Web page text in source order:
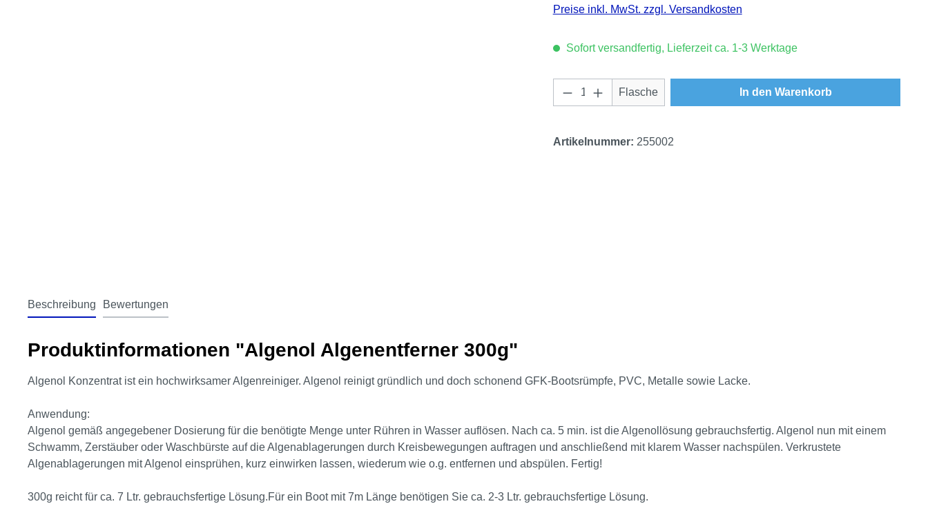
Preise inkl. MwSt. zzgl. Versandkosten
Sofort versandfertig, Lieferzeit ca. 1-3 Werktage
Produkt Anzahl: Gib den gewünschten Wert ein
Flasche In den Warenkorb
Artikelnummer: 255002
Beschreibung Bewertungen
Produktinformationen "Algenol Algenentferner 300g"
Algenol Konzentrat ist ein hochwirksamer Algenreiniger. Algenol reinigt gründlich und doch schonend GFK-Bootsrümpfe, PVC, Metalle sowie Lacke.
Anwendung:
Algenol gemäß angegebener Dosierung für die benötigte Menge unter Rühren in Wasser auflösen. Nach ca. 5 min. ist die Algenollösung gebrauchsfertig. Algenol nun mit einem
Schwamm, Zerstäuber oder Waschbürste auf die Algenablagerungen durch Kreisbewegungen auftragen und anschließend mit klarem Wasser nachspülen. Verkrustete
Algenablagerungen mit Algenol einsprühen, kurz einwirken lassen, wiederum wie o.g. entfernen und abspülen. Fertig!
300g reicht für ca. 7 Ltr. gebrauchsfertige Lösung.Für ein Boot mit 7m Länge benötigen Sie ca. 2-3 Ltr. gebrauchsfertige Lösung.